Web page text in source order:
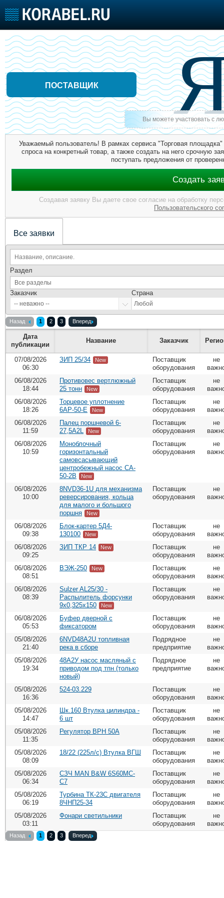
Главная
О Разделе
Тарифы
Судостроение
Пульс
Новости
Компании
Репутация
Работа
Журнал
Торговая площадка
Доска объявлений
Продажа флота
Оборудование
Изделия
Материалы
Услуги
Личности
Словарь
ПОСТАВЩИК
Вы можете участвовать с
Уважаемый пользователь! В рамках сервиса "Торговая
спроса на конкретный товар, а также создать на него срочную
поступать предложения от
Создать
Создавая заявку Вы даете свое согласие на обработку
Пользовательского
Все заявки
Раздел
Заказчик Страна
Назад 1 2 3 Вперед
Дата
публикации
Название Заказчик
07/08/2026
06:30
ЗИП 25/34 New
Поставщик
оборудования
не
06/08/2026
18:44
Противовес вертлюжный
25 тонн
New
Поставщик
оборудования
не
06/08/2026
18:26
Торцевое уплотнение
6АР-50-Е
New
Поставщик
оборудования
не
06/08/2026
11:59
Палец поршневой 6-
27,5A2L
New
Поставщик
оборудования
не
06/08/2026
10:59
Моноблочный
горизонтальный
самовсасывающий
центробежный насос CA-
50-2B
New
Поставщик
оборудования
не
06/08/2026
10:00
8NVD36-1U для механизма
реверсирования, кольца
для малого и большого
поршня
New
Поставщик
оборудования
не
06/08/2026
09:38
Блок-картер 5Д4-
130100
New
Поставщик
оборудования
не
06/08/2026
09:25
ЗИП ТКР 14 New
Поставщик
оборудования
не
06/08/2026
08:51
ВЭЖ-250 New
Поставщик
оборудования
не
06/08/2026
08:39
Sulzer AL25/30 -
Распылитель форсунки
9х0,325х150
New
Поставщик
оборудования
не
06/08/2026
05:53
Буфер дверной с
фиксатором
Поставщик
оборудования
не
05/08/2026
21:40
6NVD48A2U топливная
река в сборе
Подрядное
предприятие
не
05/08/2026
19:34
48А2У насос масляный с
приводом под тпн (только
новый)
Подрядное
предприятие
не
05/08/2026
16:36
524-03.229
Поставщик
оборудования
не
05/08/2026
14:47
Шк.160 Втулка цилиндра -
6 шт
Поставщик
оборудования
не
05/08/2026
11:35
Регулятор ВРН 50А
Поставщик
оборудования
не
05/08/2026
08:09
18/22 (225л/с) Втулка ВГШ
Поставщик
оборудования
не
05/08/2026
06:34
СЗЧ MAN B&W 6S60MC-
C7
Поставщик
оборудования
не
05/08/2026
06:19
Турбина ТК-23С двигателя
8ЧНП25-34
Поставщик
оборудования
не
05/08/2026
03:11
Фонари светильники
Поставщик
оборудования
не
Назад 1 2 3 Вперед